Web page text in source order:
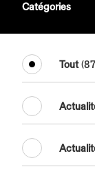
Catégories
Tout